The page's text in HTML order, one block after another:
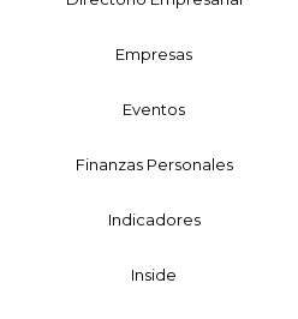
Empresas
Eventos
Finanzas Personales
Indicadores
Inside